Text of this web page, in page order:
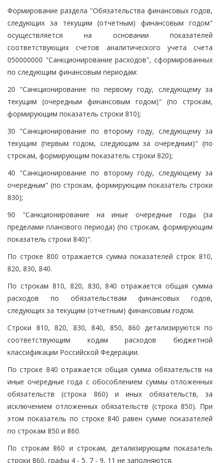
Формирование раздела "Обязательства финансовых годов,
следующих за текущим (отчетным) финансовым годом"
осуществляется на основании показателей
соответствующих счетов аналитического учета счета
050000000 "Санкционирование расходов", сформированных
по следующим финансовым периодам:
20 "Санкционирование по первому году, следующему за
текущим (очередным финансовым годом)" (по строкам,
формирующим показатель строки 810);
30 "Санкционирование по второму году, следующему за
текущим (первым годом, следующим за очередным)" (по
строкам, формирующим показатель строки 820);
40 "Санкционирование по второму году, следующему за
очередным" (по строкам, формирующим показатель строки
830);
90 "Санкционирование на иные очередные годы (за
пределами планового периода) (по строкам, формирующим
показатель строки 840)".
По строке 800 отражается сумма показателей строк 810,
820, 830, 840.
По строкам 810, 820, 830, 840 отражается общая сумма
расходов по обязательствам финансовых годов,
следующих за текущим (отчетным) финансовым годом.
Строки 810, 820, 830, 840, 850, 860 детализируются по
соответствующим кодам расходов бюджетной
классификации Российской Федерации.
По строке 840 отражается общая сумма обязательств на
иные очередные года с обособлением суммы отложенных
обязательств (строка 860) и иных обязательств, за
исключением отложенных обязательств (строка 850). При
этом показатель по строке 840 равен сумме показателей
по строкам 850 и 860.
По строкам 860 и строкам, детализирующим показатель
строки 860, графы 4 - 5, 7 - 9, 11 не заполняются.